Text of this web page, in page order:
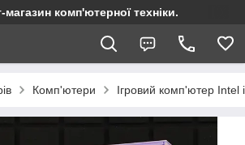
магазин комп'ютерної техніки.
Комп'ютери Ігровий комп'ютер